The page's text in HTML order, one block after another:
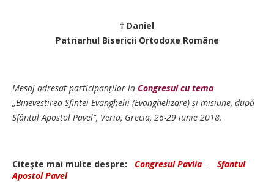
† Daniel
Patriarhul Bisericii Ortodoxe Române
Mesaj adresat participanților la Congresul cu tema
„Binevestirea Sfintei Evanghelii (Evanghelizare) și misiune, după
Sfântul Apostol Pavel”, Veria, Grecia, 26-29 iunie 2018.
Citeşte mai multe despre: Congresul Pavlia - Sfantul
Apostol Pavel